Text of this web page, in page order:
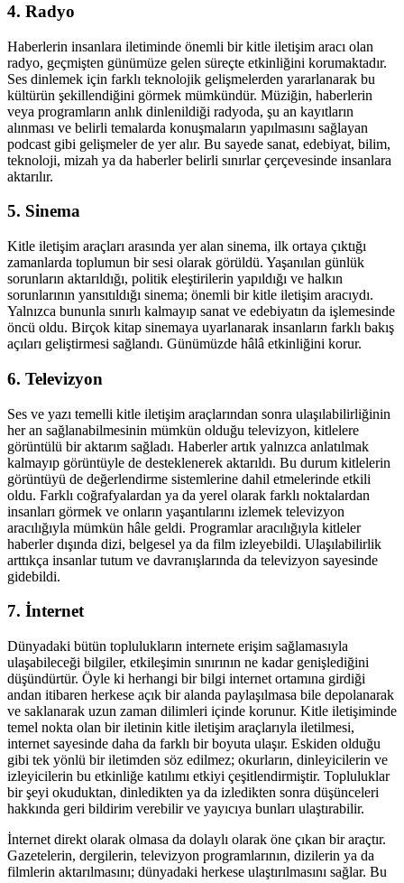
4. Radyo
Haberlerin insanlara iletiminde önemli bir kitle iletişim aracı olan
radyo, geçmişten günümüze gelen süreçte etkinliğini korumaktadır.
Ses dinlemek için farklı teknolojik gelişmelerden yararlanarak bu
kültürün şekillendiğini görmek mümkündür. Müziğin, haberlerin
veya programların anlık dinlenildiği radyoda, şu an kayıtların
alınması ve belirli temalarda konuşmaların yapılmasını sağlayan
podcast gibi gelişmeler de yer alır. Bu sayede sanat, edebiyat, bilim,
teknoloji, mizah ya da haberler belirli sınırlar çerçevesinde insanlara
aktarılır.
5. Sinema
Kitle iletişim araçları arasında yer alan sinema, ilk ortaya çıktığı
zamanlarda toplumun bir sesi olarak görüldü. Yaşanılan günlük
sorunların aktarıldığı, politik eleştirilerin yapıldığı ve halkın
sorunlarının yansıtıldığı sinema; önemli bir kitle iletişim aracıydı.
Yalnızca bununla sınırlı kalmayıp sanat ve edebiyatın da işlemesinde
öncü oldu. Birçok kitap sinemaya uyarlanarak insanların farklı bakış
açıları geliştirmesi sağlandı. Günümüzde hâlâ etkinliğini korur.
6. Televizyon
Ses ve yazı temelli kitle iletişim araçlarından sonra ulaşılabilirliğinin
her an sağlanabilmesinin mümkün olduğu televizyon, kitlelere
görüntülü bir aktarım sağladı. Haberler artık yalnızca anlatılmak
kalmayıp görüntüyle de desteklenerek aktarıldı. Bu durum kitlelerin
görüntüyü de değerlendirme sistemlerine dahil etmelerinde etkili
oldu. Farklı coğrafyalardan ya da yerel olarak farklı noktalardan
insanları görmek ve onların yaşantılarını izlemek televizyon
aracılığıyla mümkün hâle geldi. Programlar aracılığıyla kitleler
haberler dışında dizi, belgesel ya da film izleyebildi. Ulaşılabilirlik
arttıkça insanlar tutum ve davranışlarında da televizyon sayesinde
gidebildi.
7. İnternet
Dünyadaki bütün toplulukların internete erişim sağlamasıyla
ulaşabileceği bilgiler, etkileşimin sınırının ne kadar genişlediğini
düşündürtür. Öyle ki herhangi bir bilgi internet ortamına girdiği
andan itibaren herkese açık bir alanda paylaşılmasa bile depolanarak
ve saklanarak uzun zaman dilimleri içinde korunur. Kitle iletişiminde
temel nokta olan bir iletinin kitle iletişim araçlarıyla iletilmesi,
internet sayesinde daha da farklı bir boyuta ulaşır. Eskiden olduğu
gibi tek yönlü bir iletimden söz edilmez; okurların, dinleyicilerin ve
izleyicilerin bu etkinliğe katılımı etkiyi çeşitlendirmiştir. Topluluklar
bir şeyi okuduktan, dinledikten ya da izledikten sonra düşünceleri
hakkında geri bildirim verebilir ve yayıcıya bunları ulaştırabilir.
İnternet direkt olarak olmasa da dolaylı olarak öne çıkan bir araçtır.
Gazetelerin, dergilerin, televizyon programlarının, dizilerin ya da
filmlerin aktarılmasını; dünyadaki herkese ulaştırılmasını sağlar. Bu